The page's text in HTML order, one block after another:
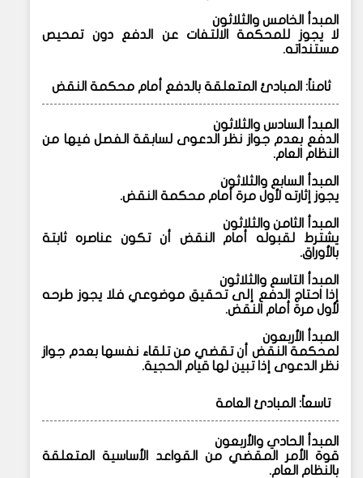
المبدأ الخامس والثلاثون
لا يجوز للمحكمة الالتفات عن الدفع دون تمحيص
مستنداته.
ثامناً: المبادئ المتعلقة بالدفع أمام محكمة النقض
المبدأ السادس والثلاثون
الدفع بعدم جواز نظر الدعوى لسابقة الفصل فيها من
النظام العام.
المبدأ السابع والثلاثون
يجوز إثارته لأول مرة أمام محكمة النقض.
المبدأ الثامن والثلاثون
يشترط لقبوله أمام النقض أن تكون عناصره ثابتة
بالأوراق.
المبدأ التاسع والثلاثون
إذا احتاج الدفع إلى تحقيق موضوعي فلا يجوز طرحه
لأول مرة أمام النقض.
المبدأ الأربعون
لمحكمة النقض أن تقضي من تلقاء نفسها بعدم جواز
نظر الدعوى إذا تبين لها قيام الحجية.
تاسعاً: المبادئ العامة
المبدأ الحادي والأربعون
قوة الأمر المقضي من القواعد الأساسية المتعلقة
بالنظام العام.